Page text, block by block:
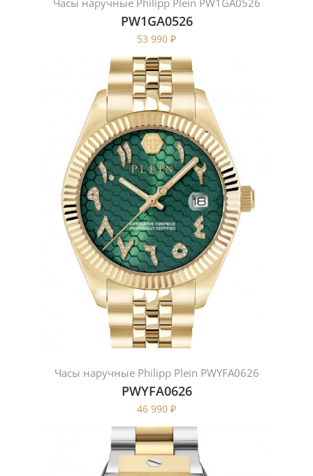
Часы наручные Philipp Plein PW1GA0526
PW1GA0526
53 990 ₽
Часы наручные Philipp Plein PWYFA0626
PWYFA0626
46 990 ₽